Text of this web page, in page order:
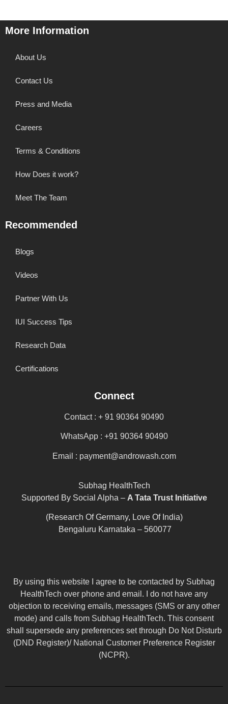
More Information
About Us
Contact Us
Press and Media
Careers
Terms & Conditions
How Does it work?
Meet The Team
Recommended
Blogs
Videos
Partner With Us
IUI Success Tips
Research Data
Certifications
Connect
Contact : + 91 90364 90490
WhatsApp : +91 90364 90490
Email : payment@androwash.com
Subhag HealthTech
Supported By Social Alpha – A Tata Trust Initiative
(Research Of Germany, Love Of India)
Bengaluru Karnataka – 560077
By using this website I agree to be contacted by Subhag
HealthTech over phone and email. I do not have any
objection to receiving emails, messages (SMS or any other
mode) and calls from Subhag HealthTech. This consent
shall supersede any preferences set through Do Not Disturb
(DND Register)/ National Customer Preference Register
(NCPR).